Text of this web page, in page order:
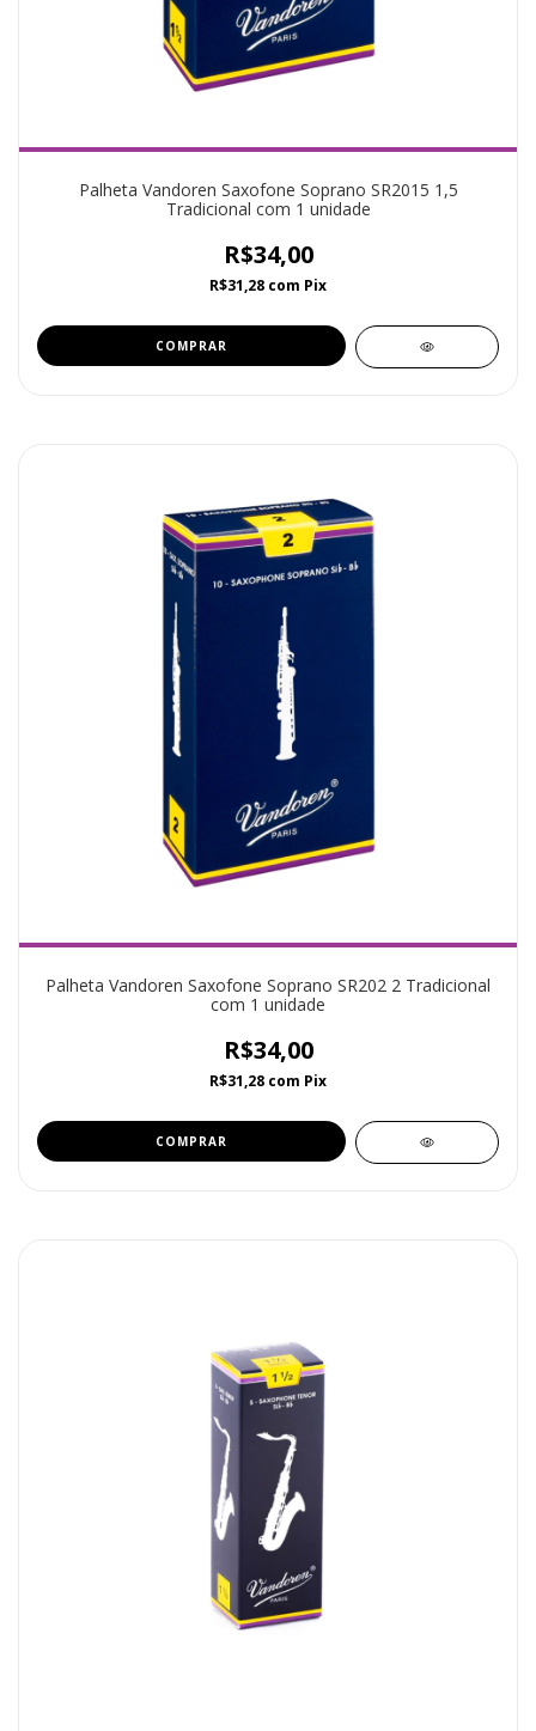
Palheta Vandoren Saxofone Soprano SR2015 1,5
Tradicional com 1 unidade
R$34,00
R$31,28 com Pix
Palheta Vandoren Saxofone Soprano SR202 2 Tradicional
com 1 unidade
R$34,00
R$31,28 com Pix